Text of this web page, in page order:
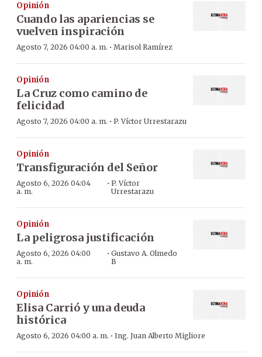
Opinión
Cuando las apariencias se
vuelven inspiración
Agosto 7, 2026 04:00 a. m. · Marisol Ramírez
Opinión
La Cruz como camino de
felicidad
Agosto 7, 2026 04:00 a. m. · P. Víctor Urrestarazu
Opinión
Transfiguración del Señor
Agosto 6, 2026 04:04
a. m.
· P. Víctor
Urrestarazu
Opinión
La peligrosa justificación
Agosto 6, 2026 04:00
a. m.
· Gustavo A. Olmedo
B
Opinión
Elisa Carrió y una deuda
histórica
Agosto 6, 2026 04:00 a. m. · Ing. Juan Alberto Migliore